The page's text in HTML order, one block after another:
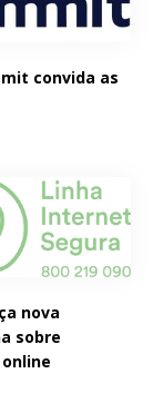
convida as
nova
sobre